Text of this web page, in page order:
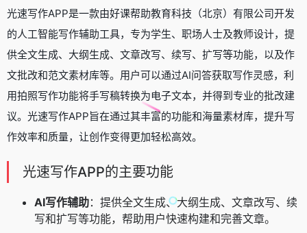
光速写作APP是一款由好课帮助教育科技（北京）有限公司开发
的人工智能写作辅助工具，专为学生、职场人士及教师设计，提
供全文生成、大纲生成、文章改写、续写、扩写等功能，以及作
文批改和范文素材库等。用户可以通过AI问答获取写作灵感，利
用拍照写作功能将手写稿转换为电子文本，并得到专业的批改建
议。光速写作APP旨在通过其丰富的功能和海量素材库，提升写
作效率和质量，让创作变得更加轻松高效。
光速写作APP的主要功能
AI写作辅助：提供全文生成、大纲生成、文章改写、续
写和扩写等功能，帮助用户快速构建和完善文章。